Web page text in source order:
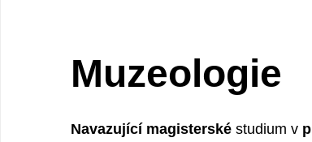
Muzeologie
Navazující magisterské studium v